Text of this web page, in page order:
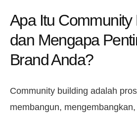
Apa Itu Community
dan Mengapa
Brand Anda?
Community building adalah
membangun,